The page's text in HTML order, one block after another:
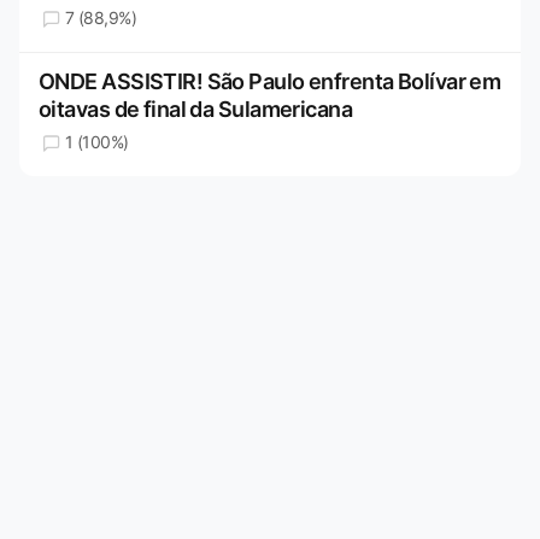
7 (88,9%)
ONDE ASSISTIR! São Paulo enfrenta Bolívar em
oitavas de final da Sulamericana
1 (100%)